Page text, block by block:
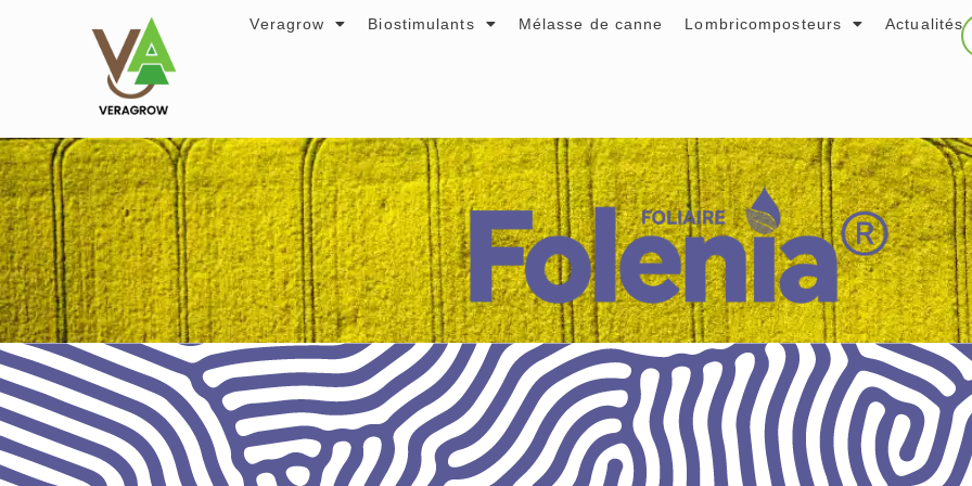
Veragrow Biostimulants Mélasse de canne Lombricomposteurs Actualités